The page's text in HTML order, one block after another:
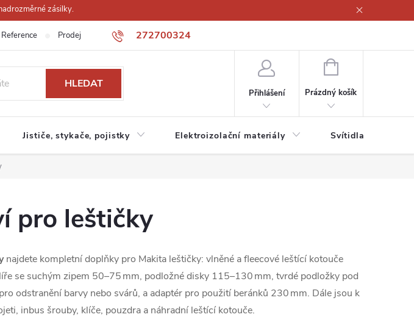
zásilky.
272700324
Reference Prodejna Obchodní podmínky
HLEDAT
Přihlášení
NÁKUPNÍ
Prázdný košík
Jističe, stykače, pojistky Elektroizolační materiály Svítidla a zdroje
pro leštičky
najdete kompletní doplňky pro Makita leštičky: vlněné a fleecové leštící kotouče
se suchým zipem 50–75 mm, podložné disky 115–130 mm, tvrdé podložky pod
odstranění barvy nebo svárů, a adaptér pro použití beránků 230 mm. Dále jsou k
inbus šrouby, klíče, pouzdra a náhradní leštící kotouče.